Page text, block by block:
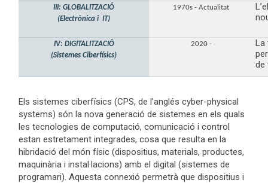
III: GLOBALITZACIÓ
(Electrònica i IT)
1970s - Actualitat
IV: DIGITALITZACIÓ
(Sistemes Ciberfísics)
2020 -
La
de
Els sistemes ciberfísics (CPS, de l’anglés cyber-physical
systems) són la nova generació de sistemes en els quals
les tecnologies de computació, comunicació i control
estan estretament integrades, cosa que resulta en la
hibridació del món físic (dispositius, materials, productes,
maquinària i instal·lacions) amb el digital (sistemes de
programari). Aquesta connexió permetrà que dispositius i